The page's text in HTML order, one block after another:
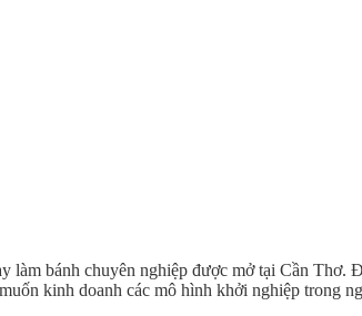
bánh chuyên nghiệp được mở tại Cần Thơ.
kinh doanh các mô hình khởi nghiệp trong